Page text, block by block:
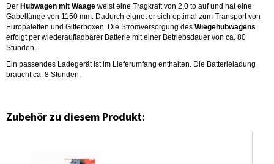
Der Hubwagen mit Waage weist eine Tragkraft von 2,0 to auf und hat eine
Gabellänge von 1150 mm. Dadurch eignet er sich optimal zum Transport von
Europaletten und Gitterboxen. Die Stromversorgung des Wiegehubwagens
erfolgt per wiederaufladbarer Batterie mit einer Betriebsdauer von ca. 80
Stunden.
Ein passendes Ladegerät ist im Lieferumfang enthalten. Die Batterieladung
braucht ca. 8 Stunden.
Zubehör zu diesem Produkt: